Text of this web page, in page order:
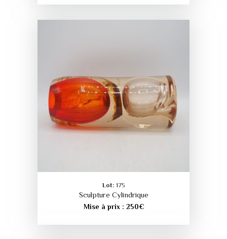
Lot: 175
Sculpture Cylindrique
Mise à prix : 250€